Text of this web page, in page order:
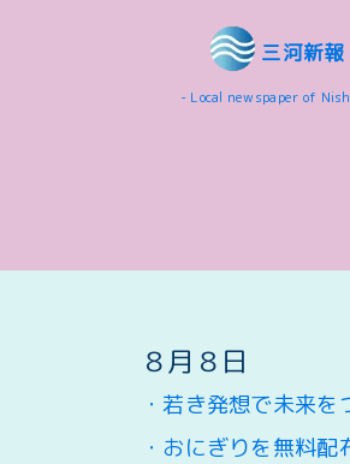
三河新報
- Local newspaper of
８月８日
・若き発想で未来
・おにぎりを無料